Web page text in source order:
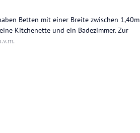
Betten mit einer Breite zwischen 1,40m
Kitchenette und ein Badezimmer. Zur